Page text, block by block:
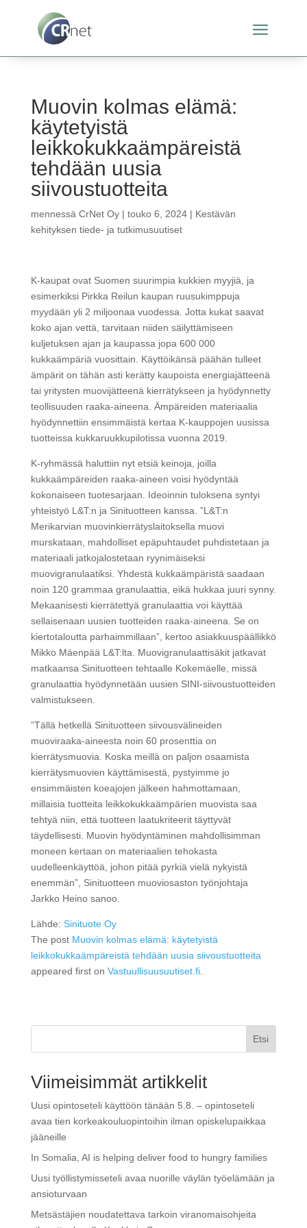
Muovin kolmas elämä:
käytetyistä
leikkokukkaämpäreistä
tehdään uusia
siivoustuotteita
mennessä CrNet Oy| touko 6, 2024| Kestävän
kehityksen tiede- ja tutkimusuutiset
K-kaupat ovat Suomen suurimpia kukkien myyjiä, ja
esimerkiksi Pirkka Reilun kaupan ruusukimppuja
myydään yli 2 miljoonaa vuodessa. Jotta kukat saavat
koko ajan vettä, tarvitaan niiden säilyttämiseen
kuljetuksen ajan ja kaupassa jopa 600 000
kukkaämpäriä vuosittain. Käyttöikänsä päähän tulleet
ämpärit on tähän asti kerätty kaupoista energiajätteenä
tai yritysten muovijätteenä kierrätykseen ja hyödynnetty
teollisuuden raaka-aineena. Ämpäreiden materiaalia
hyödynnettiin ensimmäistä kertaa K-kauppojen uusissa
tuotteissa kukkaruukkupilotissa vuonna 2019.
K-ryhmässä haluttiin nyt etsiä keinoja, joilla
kukkaämpäreiden raaka-aineen voisi hyödyntää
kokonaiseen tuotesarjaan. Ideoinnin tuloksena syntyi
yhteistyö L&T:n ja Sinituotteen kanssa. ”L&T:n
Merikarvian muovinkierrätyslaitoksella muovi
murskataan, mahdolliset epäpuhtaudet puhdistetaan ja
materiaali jatkojalostetaan ryynimäiseksi
muovigranulaatiksi. Yhdestä kukkaämpäristä saadaan
noin 120 grammaa granulaattia, eikä hukkaa juuri synny.
Mekaanisesti kierrätettyä granulaattia voi käyttää
sellaisenaan uusien tuotteiden raaka-aineena. Se on
kiertotaloutta parhaimmillaan”, kertoo asiakkuuspäällikkö
Mikko Mäenpää L&T:lta. Muovigranulaattisäkit jatkavat
matkaansa Sinituotteen tehtaalle Kokemäelle, missä
granulaattia hyödynnetään uusien SINI-siivoustuotteiden
valmistukseen.
”Tällä hetkellä Sinituotteen siivousvälineiden
muoviraaka-aineesta noin 60 prosenttia on
kierrätysmuovia. Koska meillä on paljon osaamista
kierrätysmuovien käyttämisestä, pystyimme jo
ensimmäisten koeajojen jälkeen hahmottamaan,
millaisia tuotteita leikkokukkaämpärien muovista saa
tehtyä niin, että tuotteen laatukriteerit täyttyvät
täydellisesti. Muovin hyödyntäminen mahdollisimman
moneen kertaan on materiaalien tehokasta
uudelleenkäyttöä, johon pitää pyrkiä vielä nykyistä
enemmän”, Sinituotteen muoviosaston työnjohtaja
Jarkko Heino sanoo.
Lähde: Sinituote Oy
The post Muovin kolmas elämä: käytetyistä
leikkokukkaämpäreistä tehdään uusia siivoustuotteita
appeared first on Vastuullisuusuutiset.fi.
Etsi
Viimeisimmät artikkelit
Uusi opintoseteli käyttöön tänään 5.8. – opintoseteli
avaa tien korkeakouluopintoihin ilman opiskelupaikkaa
jääneille
In Somalia, AI is helping deliver food to hungry families
Uusi työllistymisseteli avaa nuorille väylän työelämään ja
ansioturvaan
Metsästäjien noudatettava tarkoin viranomaisohjeita